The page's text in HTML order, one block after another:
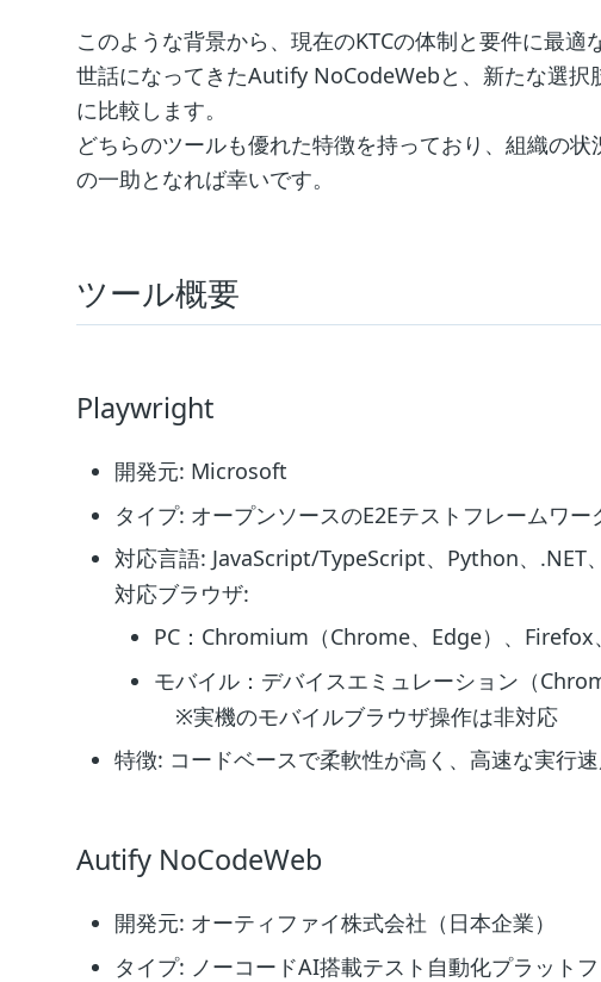
このような背景から、現在のKTCの体制と要件に最
世話になってきたAutify NoCodeWebと、新たな選
に比較します。
どちらのツールも優れた特徴を持っており、組織の
の一助となれば幸いです。
ツール概要
Playwright
開発元: Microsoft
タイプ: オープンソースのE2Eテストフレームワー
対応言語: JavaScript/TypeScript、Python、.NET
対応ブラウザ:
PC：Chromium（Chrome、Edge）、Firefox
モバイル：デバイスエミュレーション（
※実機のモバイルブラウザ操作は非対応
特徴: コードベースで柔軟性が高く、高速な実行
Autify NoCodeWeb
開発元: オーティファイ株式会社（日本企業）
タイプ: ノーコードAI搭載テスト自動化プラット